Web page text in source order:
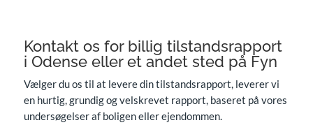
Kontakt os for billig tilstandsrapport
i Odense eller et andet sted på Fyn
Vælger du os til at levere din tilstandsrapport, leverer vi
en hurtig, grundig og velskrevet rapport, baseret på vores
undersøgelser af boligen eller ejendommen.